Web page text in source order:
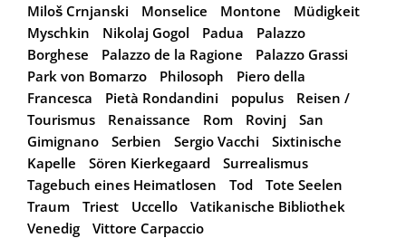
Miloš Crnjanski
Monselice Montone
Müdigkeit
Myschkin
Nikolaj Gogol Padua
Palazzo
Borghese
Palazzo de la Ragione
Palazzo Grassi
Park von Bomarzo
Philosoph
Piero della
Francesca
Pietà Rondandini populus
Reisen /
Tourismus
Renaissance Rom Rovinj
San
Gimignano
Serbien Sergio Vacchi
Sixtinische
Kapelle
Sören Kierkegaard
Surrealismus
Tagebuch eines Heimatlosen
Tod
Tote Seelen
Traum
Triest Uccello
Vatikanische Bibliothek
Venedig
Vittore Carpaccio